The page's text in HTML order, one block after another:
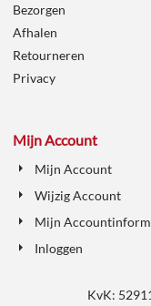
Bezorgen
Afhalen
Retourneren
Privacy
Mijn Account
Mijn Account
Wijzig Account
Mijn
Inloggen
KvK: